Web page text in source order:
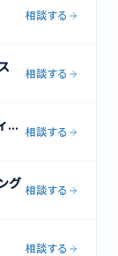
相談する
相談する
不動産企業向けメディア運営・コンサルティング 相談する
グ 相談する
相談する